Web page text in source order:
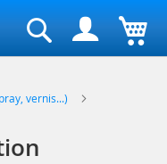
Rechercher
vernis...)